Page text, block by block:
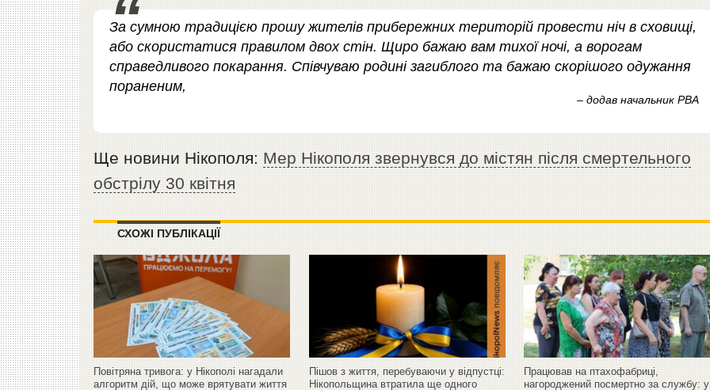
За сумною традицією прошу жителів прибережних територій провести ніч в сховищі,
або скористатися правилом двох стін. Щиро бажаю вам тихої ночі, а ворогам
справедливого покарання. Співчуваю родині загиблого та бажаю скорішого одужання
пораненим,
– додав начальник РВА
Ще новини Нікополя: Мер Нікополя звернувся до містян після смертельного
обстрілу 30 квітня
СХОЖІ ПУБЛІКАЦІЇ
Повітряна тривога: у Нікополі нагадали
алгоритм дій, що може врятувати життя
Пішов з життя, перебуваючи у відпустці:
Нікопольщина втратила ще одного
Працював на птахофабриці,
нагороджений посмертно за службу: у